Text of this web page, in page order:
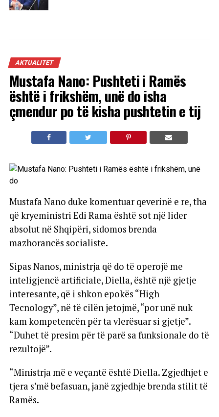
AKTUALITET
Mustafa Nano: Pushteti i Ramës
është i frikshëm, unë do isha
çmendur po të kisha pushtetin e tij
Mustafa Nano duke komentuar qeverinë e re, tha
që kryeministri Edi Rama është sot një lider
absolut në Shqipëri, sidomos brenda
mazhorancës socialiste.
Sipas Nanos, ministrja që do të operojë me
inteligjencë artificiale, Diella, është një gjetje
interesante, që i shkon epokës “High
Tecnology”, në të cilën jetojmë, “por unë nuk
kam kompetencën për ta vlerësuar si gjetje”.
“Duhet të presim për të parë sa funksionale do të
rezultojë”.
“Ministrja më e veçantë është Diella. Zgjedhjet e
tjera s’më befasuan, janë zgjedhje brenda stilit të
Ramës.